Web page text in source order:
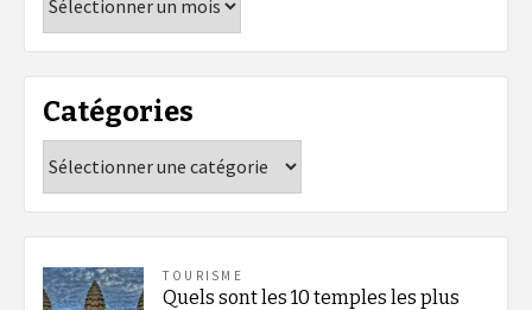
Catégories
TOURISME
Quels sont les 10 temples les plus